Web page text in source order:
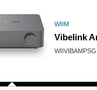
WIIM
Vibelink
WIIVIBAMPSG